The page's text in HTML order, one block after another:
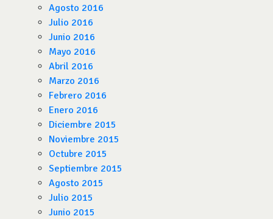
Agosto 2016
Julio 2016
Junio 2016
Mayo 2016
Abril 2016
Marzo 2016
Febrero 2016
Enero 2016
Diciembre 2015
Noviembre 2015
Octubre 2015
Septiembre 2015
Agosto 2015
Julio 2015
Junio 2015